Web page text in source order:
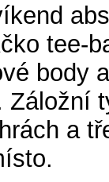
tee-
body
a